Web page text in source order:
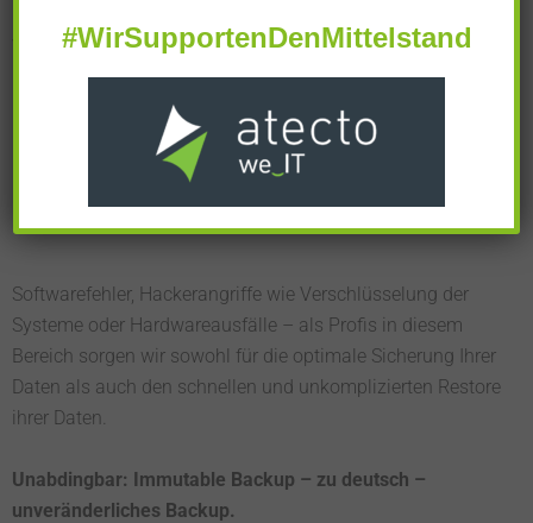
Wir freuen uns auf Ihren Anruf oder eineE-Mail.
Datensicherung! Für eine optimale
Sicherung Ihres Unternehmens
Softwarefehler, Hackerangriffe wie Verschlüsselung der
Systeme oder Hardwareausfälle – als Profis in diesem
Bereich sorgen wir sowohl für die optimale Sicherung Ihrer
Daten als auch den schnellen und unkomplizierten Restore
ihrer Daten.
Unabdingbar: Immutable Backup – zu deutsch –
unveränderliches Backup.
#WirSupportenDenMittelstand